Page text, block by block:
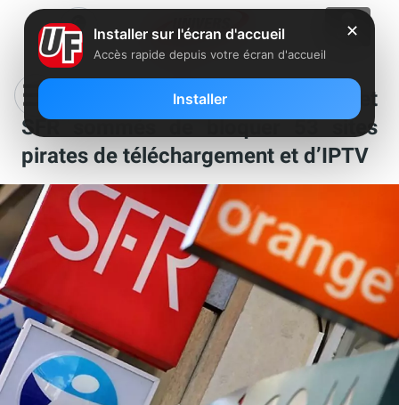
Orange, Free, Bouygues Telecom et
SFR sommés de bloquer 53 sites
pirates de téléchargement et d’IPTV
✕
Installer sur l'écran d'accueil
Accès rapide depuis votre écran d'accueil
Installer